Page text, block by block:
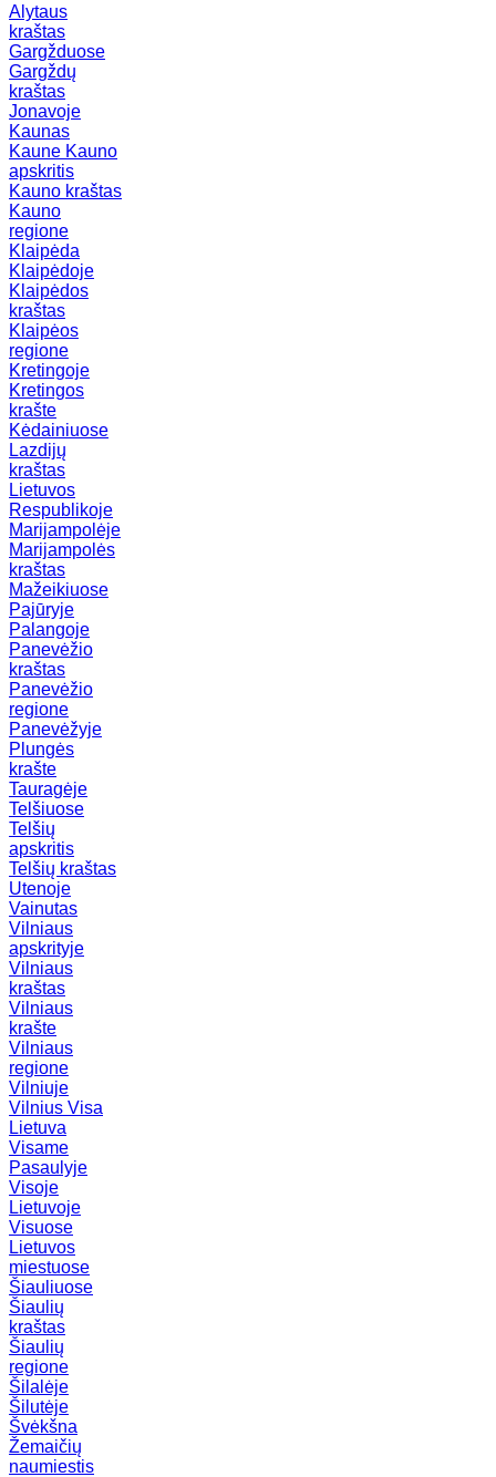
Alytaus
kraštas
Gargžduose
Gargždų
kraštas
Jonavoje
Kaunas
Kaune Kauno
apskritis
Kauno kraštas
Kauno
regione
Klaipėda
Klaipėdoje
Klaipėdos
kraštas
Klaipėos
regione
Kretingoje
Kretingos
krašte
Kėdainiuose
Lazdijų
kraštas
Lietuvos
Respublikoje
Marijampolėje
Marijampolės
kraštas
Mažeikiuose
Pajūryje
Palangoje
Panevėžio
kraštas
Panevėžio
regione
Panevėžyje
Plungės
krašte
Tauragėje
Telšiuose
Telšių
apskritis
Telšių kraštas
Utenoje
Vainutas
Vilniaus
apskrityje
Vilniaus
kraštas
Vilniaus
krašte
Vilniaus
regione
Vilniuje
Vilnius Visa
Lietuva
Visame
Pasaulyje
Visoje
Lietuvoje
Visuose
Lietuvos
miestuose
Šiauliuose
Šiaulių
kraštas
Šiaulių
regione
Šilalėje
Šilutėje
Švėkšna
Žemaičių
naumiestis